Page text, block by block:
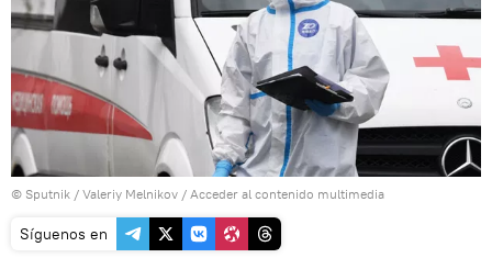
© Sputnik / Valeriy Melnikov / Acceder al contenido multimedia
Síguenos en